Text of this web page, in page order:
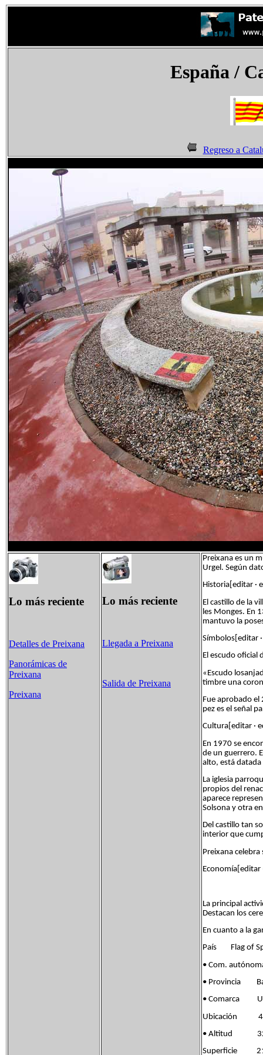
España/
Regreso a
Lo más reciente
Detalles de Preixana
Panorámicas de
Preixana
Preixana
Lo más reciente
Llegada a Preixana
Salida de Preixana
Preixana es un
Urgel. Según
Historia[editar ·
El castillo de la
les Monges. En
mantuvo la
Símbolos[editar
El escudo oficial
«Escudo
timbre una
Fue aprobado el
pez es el señal
Cultura[editar ·
En 1970 se
de un guerrero.
alto, está
La iglesia
propios del
aparece
Solsona y otra
Del castillo tan
interior que
Preixana
Economía[editar
La principal
Destacan los
En cuanto a la
País Flag of
• Com.
• Provincia
• Comarca
Ubicación
• Altitud
Superficie